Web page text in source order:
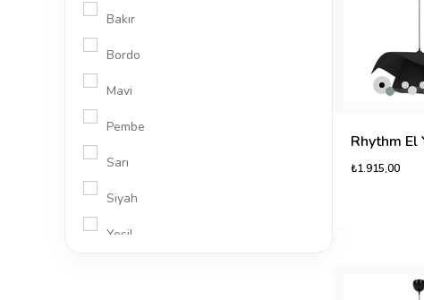
Bakır
Bordo
Mavi
Pembe
Sarı
Siyah
Yeşil
₺1.915,00